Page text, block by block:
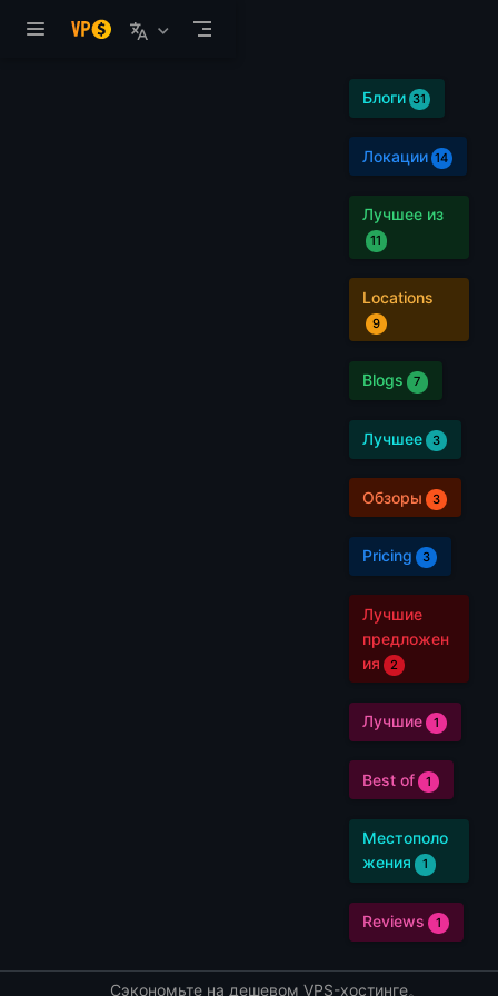
Блоги 31
Локации 14
Лучшее из
11
Locations
9
Blogs 7
Лучшее 3
Обзоры 3
Pricing 3
Лучшие
предложен
ия
2
Лучшие 1
Best of 1
Местополо
жения
1
Reviews 1
Сэкономьте на дешевом VPS-хостинге。